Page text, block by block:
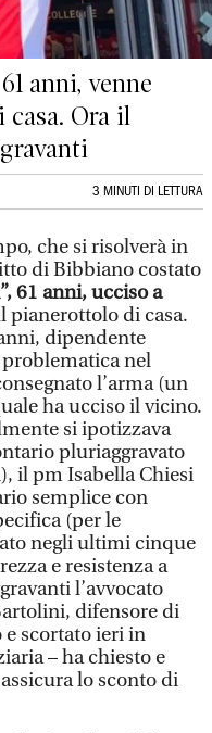
anni, venne
Ora il
3 MINUTI DI LETTURA
che si risolverà in
di Bibbiano costato
61 anni, ucciso a
pianerottolo di casa.
dipendente
problematica nel
l’arma (un
ha ucciso il vicino.
si ipotizzava
pluriaggravato
il pm Isabella Chiesi
semplice con
(per le
negli ultimi cinque
e resistenza a
l’avvocato
difensore di
e scortato ieri in
– ha chiesto e
lo sconto di